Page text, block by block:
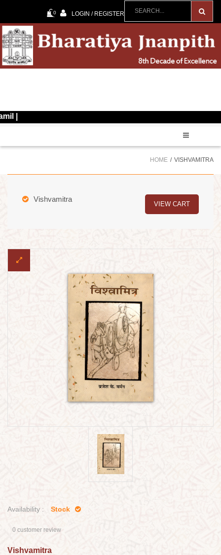
0 LOGIN / REGISTER
HOME VISHVAMITRA
Vishvamitra
VIEW CART
Availability : Stock
0 customer review
Vishvamitra